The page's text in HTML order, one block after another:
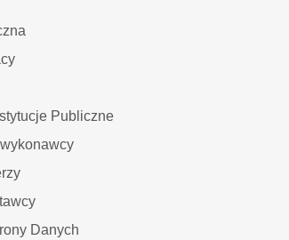
Publiczne
Danych